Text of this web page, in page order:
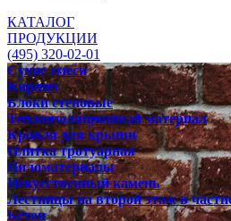
КАТАЛОГ
ПРОДУКЦИИ
(495) 320-02-01
Сухие смеси
Кирпич
Блоки стеновые
Теплоизоляционный материал
Кровля для крыши
Плитка тротуарная
Пиломатериалы
Искусственный камень
Лестницы на второй этаж в
Бетон